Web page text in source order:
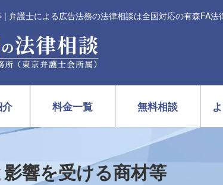
弁護士による広告法務の法律相談は全国対応の有森FA
料金一覧 無料相談
響を受ける商材等